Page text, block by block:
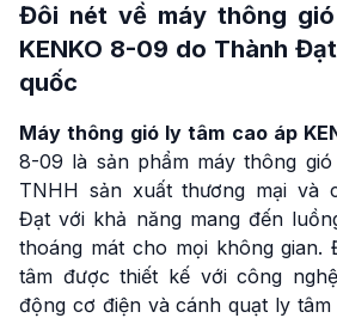
Đôi nét về máy thông
KENKO 8-09 do Thành
quốc
Máy thông gió ly tâm cao áp
8-09 là sản phẩm máy thông
TNHH sản xuất thương mại và
Đạt với khả năng mang đến
thoáng mát cho mọi không gian.
tâm được thiết kế với công
động cơ điện và cánh quạt ly